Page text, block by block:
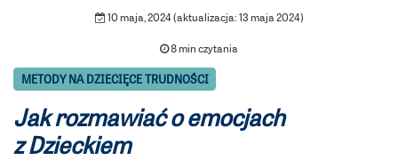
10 maja, 2024 (aktualizacja: 13 maja 2024)
8 min czytania
METODY NA DZIECIĘCE TRUDNOŚCI
Jak rozmawiać o emocjach
z Dzieckiem